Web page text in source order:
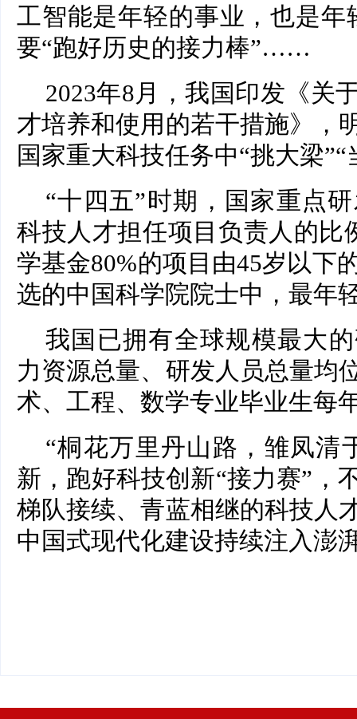
工智能是年轻的事业，也是年
要“跑好历史的接力棒”……
2023年8月，我国印发《关
才培养和使用的若干措施》，
国家重大科技任务中“挑大梁”“
“十四五”时期，国家重点
科技人才担任项目负责人的比
学基金80%的项目由45岁以下
选的中国科学院院士中，最
我国已拥有全球规模最大
力资源总量、研发人员总量均
术、工程、数学专业毕业生每
“桐花万里丹山路，雏凤清
新，跑好科技创新“接力赛”，
梯队接续、青蓝相继的科技人
中国式现代化建设持续注入澎